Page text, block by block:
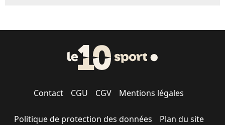
Contact CGU CGV Mentions légales
Politique de protection des données Plan du site